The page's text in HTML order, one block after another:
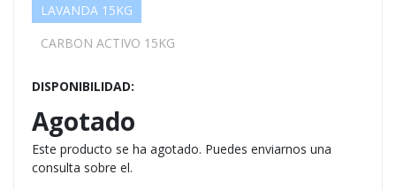
LAVANDA 15KG
CARBON ACTIVO 15KG
DISPONIBILIDAD:
Agotado
Este producto se ha agotado. Puedes enviarnos una
consulta sobre el.